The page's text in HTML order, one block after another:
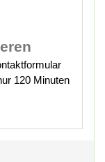
120 Minuten